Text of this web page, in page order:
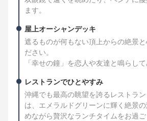
ます。
屋上オーシャンデッキ
遮るものが何もない頂上からの絶景
ださい。
「幸せの鐘」を恋人や友達と鳴らして
レストランでひとやすみ
沖縄でも最高の眺望を誇るレストラ
は、エメラルドグリーンに輝く絶景
めながら贅沢なランチタイムをお過ご